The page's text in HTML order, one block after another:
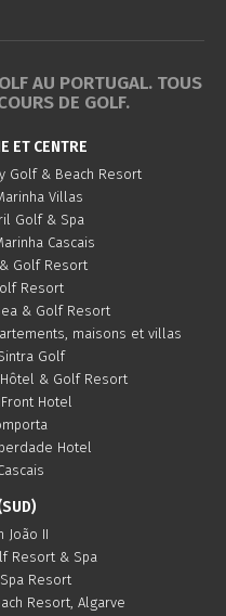
AU PORTUGAL. TOUS
DE GOLF.
ET CENTRE
Golf & Beach Resort
Villas
Golf & Spa
Cascais
Golf Resort
Resort
& Golf Resort
maisons et villas
Golf
& Golf Resort
Hotel
Hotel
João II
Resort & Spa
Resort
Resort, Algarve